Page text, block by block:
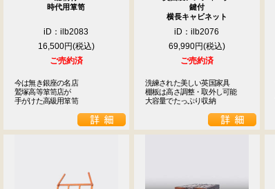
時代用箪笥
iD：ilb2083
16,500円
ご売約済
今は無き銀座の名店
鷲塚高等箪笥店が
手がけた高級用箪笥
鍵付
横長キャビネット
iD：ilb2076
69,990円
ご売約済
洗練された美しい英国家具
棚板は高さ調整・取外し可能
大容量でたっぷり収納
水 木 金